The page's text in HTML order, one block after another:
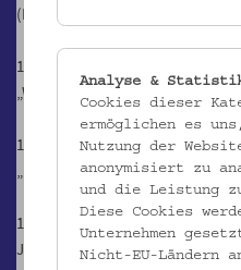
(Michaela Hauer)
14.12.2019, 14.30, 15.30 und 16.30
„Werde kreativ!“ Analog Projekt
11.1.2020, 14.00, 14.20, 14.40,
„Der Schokolade auf der Spur“
18.1.2020
Jonglieren für Kinder (Sonja
Analyse &
Cookies dieser
ermöglichen es
Nutzung der
anonymisiert zu
und die Leistung
Diese Cookies
Unternehmen
Nicht-EU-Ländern